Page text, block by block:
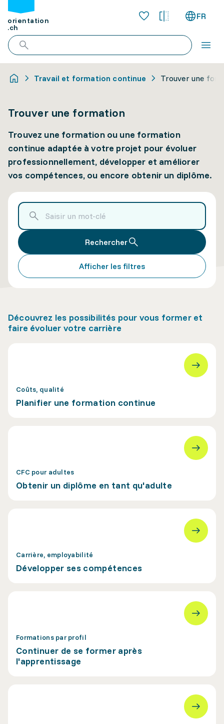
orientation
.ch
FR
Travail et formation continue Trouver une
Trouver une formation
Trouvez une formation ou une formation
continue adaptée à votre projet pour évoluer
professionnellement, développer et améliorer
vos compétences, ou encore obtenir un diplôme.
Rechercher
Afficher les filtres
Découvrez les possibilités pour vous former et
faire évoluer votre carrière
Coûts, qualité
Planifier une formation continue
CFC pour adultes
Obtenir un diplôme en tant qu'adulte
Carrière, employabilité
Développer ses compétences
Formations par profil
Continuer de se former après
l'apprentissage